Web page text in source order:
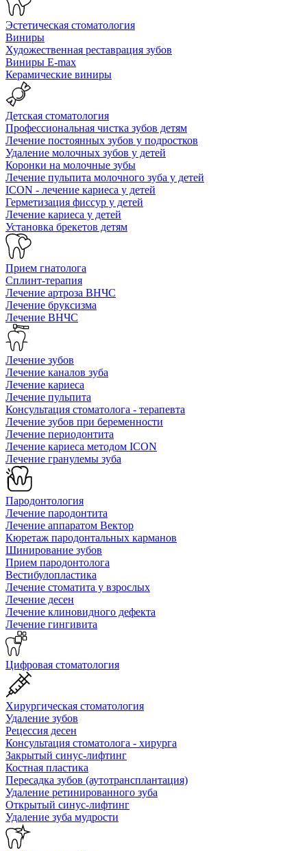
Эстетическая стоматология
Виниры
Художественная реставрация зубов
Виниры E-max
Керамические виниры
Детская стоматология
Профессиональная чистка зубов детям
Лечение постоянных зубов у подростков
Удаление молочных зубов у детей
Коронки на молочные зубы
Лечение пульпита молочного зуба у детей
ICON - лечение кариеса у детей
Герметизация фиссур у детей
Лечение кариеса у детей
Установка брекетов детям
Прием гнатолога
Сплинт-терапия
Лечение артроза ВНЧС
Лечение бруксизма
Лечение ВНЧС
Лечение зубов
Лечение каналов зуба
Лечение кариеса
Лечение пульпита
Консультация стоматолога - терапевта
Лечение зубов при беременности
Лечение периодонтита
Лечение кариеса методом ICON
Лечение гранулемы зуба
Пародонтология
Лечение пародонтита
Лечение аппаратом Вектор
Кюретаж пародонтальных карманов
Шинирование зубов
Прием пародонтолога
Вестибулопластика
Лечение стоматита у взрослых
Лечение десен
Лечение клиновидного дефекта
Лечение гингивита
Цифровая стоматология
Хирургическая стоматология
Удаление зубов
Рецессия десен
Консультация стоматолога - хирурга
Закрытый синус-лифтинг
Костная пластика
Пересадка зубов (аутотрансплантация)
Удаление ретинированного зуба
Открытый синус-лифтинг
Удаление зуба мудрости